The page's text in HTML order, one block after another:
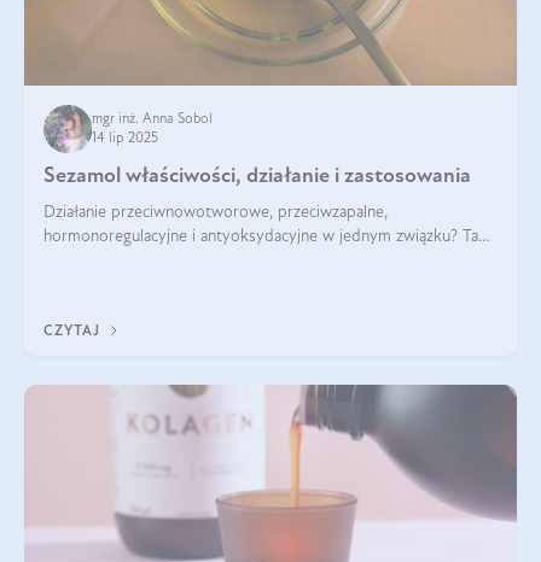
mgr inż. Anna Sobol
14 lip 2025
Sezamol właściwości, działanie i zastosowania
Działanie przeciwnowotworowe, przeciwzapalne,
hormonoregulacyjne i antyoksydacyjne w jednym związku? Tak
CZYTAJ